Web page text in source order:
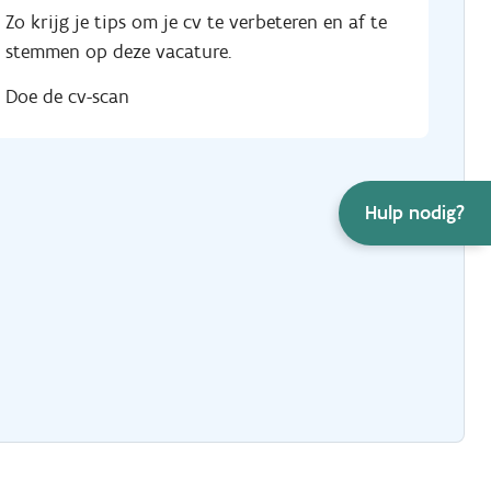
Hulp nodig?
Zo krijg je tips om je cv te verbeteren en af te
stemmen op deze vacature.
Doe de cv-scan